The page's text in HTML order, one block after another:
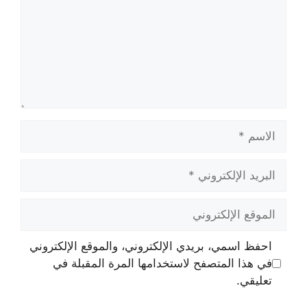
الإلكتروني
الإلكتروني
احفظ اسمي، بريدي الإلكتروني، والموقع الإلكتروني
في هذا المتصفح لاستخدامها المرة المقبلة في
تعليقي.